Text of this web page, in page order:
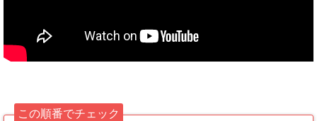
この順番でチェック